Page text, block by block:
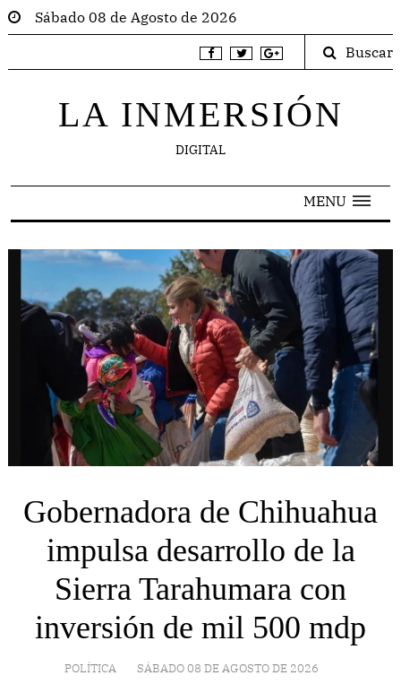
Sábado 08 de Agosto de 2026
Buscar
LA INMERSIÓN
DIGITAL
MENU
Gobernadora de Chihuahua
impulsa desarrollo de la
Sierra Tarahumara con
inversión de mil 500 mdp
POLÍTICA SÁBADO 08 DE AGOSTO DE 2026